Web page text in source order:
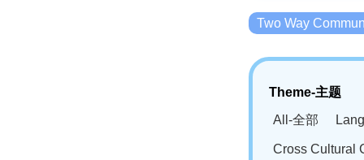
Two Way
Theme-主题
All-全部
Cross Cultural